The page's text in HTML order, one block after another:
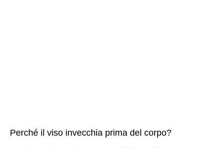
Perché il viso invecchia prima del corpo?